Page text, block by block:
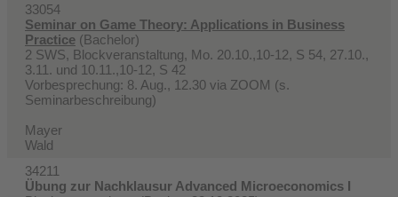
33054
Seminar on Game Theory: Applications in Business
Practice (Bachelor)
2 SWS, Blockveranstaltung, Mo. 20.10.,10-12, S 54, 27.10.,
3.11. und 10.11.,10-12, S 42
Vorbesprechung: 8. Aug., 12.30 via ZOOM (s.
Seminarbeschreibung)
Mayer
Wald
34211
Übung zur Nachklausur Advanced Microeconomics I